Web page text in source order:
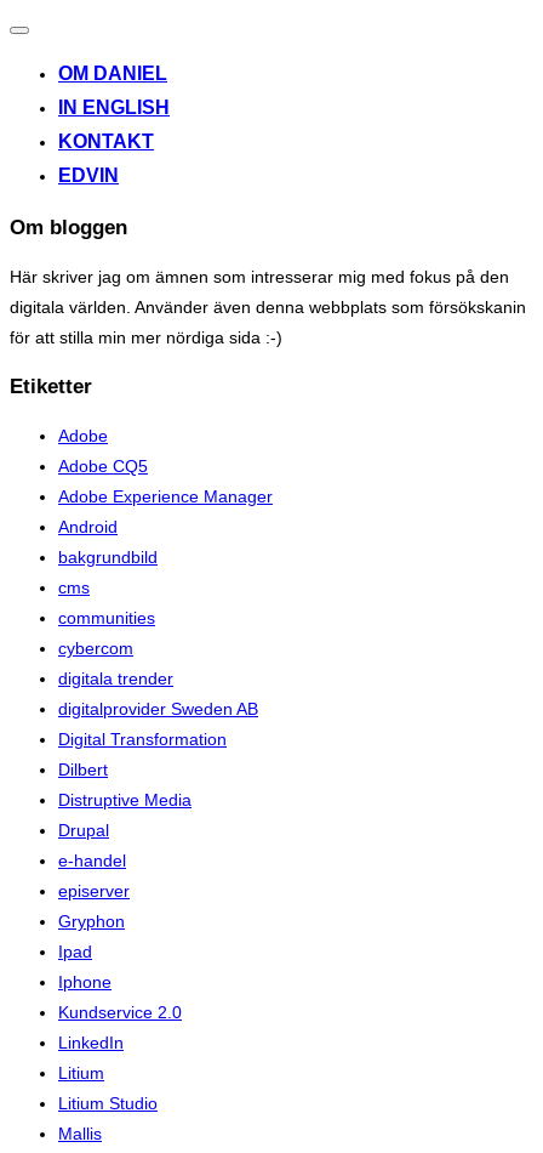
Toggle
OM DANIEL
IN ENGLISH
KONTAKT
EDVIN
Om bloggen
Här skriver jag om ämnen som intresserar mig med fokus på den
digitala världen. Använder även denna webbplats som försökskanin
för att stilla min mer nördiga sida :-)
Etiketter
Adobe
Adobe CQ5
Adobe Experience Manager
Android
bakgrundbild
cms
communities
cybercom
digitala trender
digitalprovider Sweden AB
Digital Transformation
Dilbert
Distruptive Media
Drupal
e-handel
episerver
Gryphon
Ipad
Iphone
Kundservice 2.0
LinkedIn
Litium
Litium Studio
Mallis